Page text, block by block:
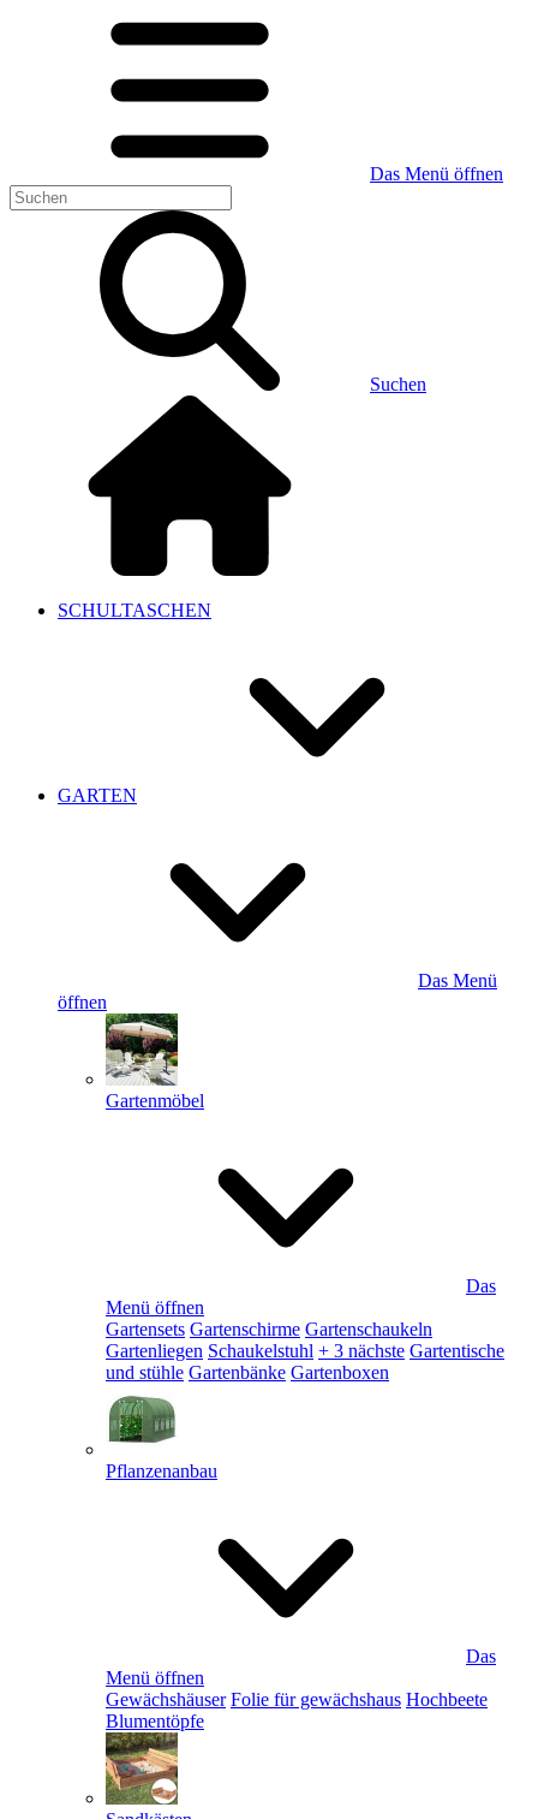
Das Menü öffnen
Suchen
SCHULTASCHEN
GARTEN
Das Menü
öffnen
Gartenmöbel
Das
Menü öffnen
Gartensets Gartenschirme Gartenschaukeln
Gartenliegen Schaukelstuhl + 3 nächste Gartentische
und stühle Gartenbänke Gartenboxen
Pflanzenanbau
Das
Menü öffnen
Gewächshäuser Folie für gewächshaus Hochbeete
Blumentöpfe